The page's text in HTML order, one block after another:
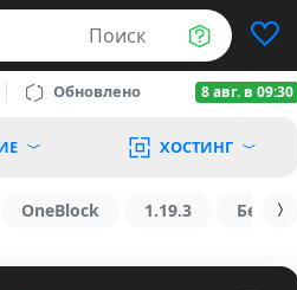
Поиск
Обновлено 8 авг. в 09:30
ХОСТИНГ
OneBlock 1.19.3 БедВарс